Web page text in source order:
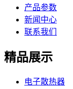
产品参数
新闻中心
联系我们
精品展示
电子散热器